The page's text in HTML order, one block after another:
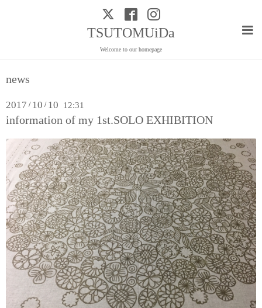
TSUTOMUiDa
Welcome to our homepage
news
2017 / 10 / 10 12:31
information of my 1st.SOLO EXHIBITION